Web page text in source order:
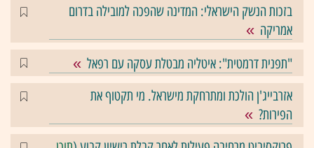
בזכות הנשק הישראלי: המדינה שהפכה למובילה בדרום
אמריקה
"תפנית דרמטית": איטליה מבטלת עסקה עם רפאל
אזרבייג'ן הולכת ומתרחקת מישראל. מי תקטוף את
הפירות?